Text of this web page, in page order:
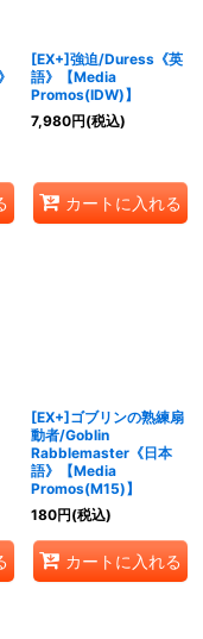
[EX+]強迫/Duress《英
語》【Media
Promos(IDW)】
7,980円(税込)
カートに入れる
[EX+]ゴブリンの熟練扇
動者/Goblin
Rabblemaster《日本
語》【Media
Promos(M15)】
180円(税込)
カートに入れる